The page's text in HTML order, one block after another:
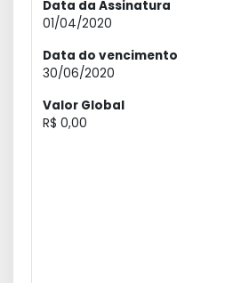
Data da Assinatura
01/04/2020
Data do vencimento
30/06/2020
Valor Global
R$ 0,00